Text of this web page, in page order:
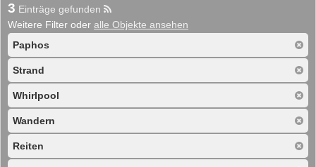
3 Einträge gefunden
Weitere Filter oder alle Objekte ansehen
Paphos
Strand
Whirlpool
Wandern
Reiten